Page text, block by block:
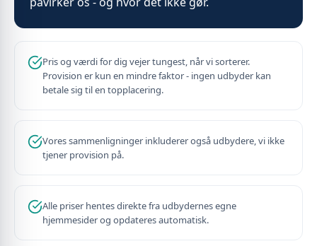
Pris og værdi for dig vejer tungest, når vi sorterer.
Provision er kun en mindre faktor - ingen udbyder kan
betale sig til en topplacering.
Vores sammenligninger inkluderer også udbydere, vi ikke
tjener provision på.
Alle priser hentes direkte fra udbydernes egne
hjemmesider og opdateres automatisk.